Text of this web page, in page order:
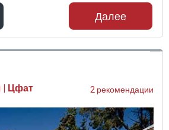
Далее
| Цфат 2 рекомендации